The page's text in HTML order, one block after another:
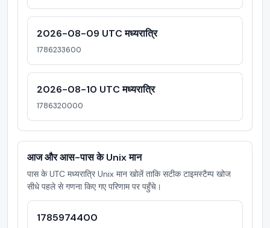
2026-08-09 UTC मध्यरात्रि
1786233600
2026-08-10 UTC मध्यरात्रि
1786320000
आज और आस-पास के Unix मान
पास के UTC मध्यरात्रि Unix मान खोलें ताकि सटीक टाइमस्टैम्प खोज
सीधे पहले से गणना किए गए परिणाम पर पहुँचे।
1785974400